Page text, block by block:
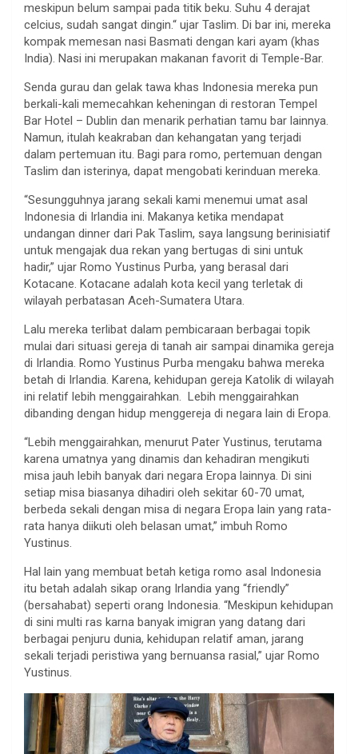
meskipun belum sampai pada titik beku. Suhu 4 derajat
celcius, sudah sangat dingin.“ ujar Taslim. Di bar ini, mereka
kompak memesan nasi Basmati dengan kari ayam (khas
India). Nasi ini merupakan makanan favorit di Temple-Bar.
Senda gurau dan gelak tawa khas Indonesia mereka pun
berkali-kali memecahkan keheningan di restoran Tempel
Bar Hotel – Dublin dan menarik perhatian tamu bar lainnya.
Namun, itulah keakraban dan kehangatan yang terjadi
dalam pertemuan itu. Bagi para romo, pertemuan dengan
Taslim dan isterinya, dapat mengobati kerinduan mereka.
“Sesungguhnya jarang sekali kami menemui umat asal
Indonesia di Irlandia ini. Makanya ketika mendapat
undangan dinner dari Pak Taslim, saya langsung berinisiatif
untuk mengajak dua rekan yang bertugas di sini untuk
hadir,” ujar Romo Yustinus Purba, yang berasal dari
Kotacane. Kotacane adalah kota kecil yang terletak di
wilayah perbatasan Aceh-Sumatera Utara.
Lalu mereka terlibat dalam pembicaraan berbagai topik
mulai dari situasi gereja di tanah air sampai dinamika gereja
di Irlandia. Romo Yustinus Purba mengaku bahwa mereka
betah di Irlandia. Karena, kehidupan gereja Katolik di wilayah
ini relatif lebih menggairahkan. Lebih menggairahkan
dibanding dengan hidup menggereja di negara lain di Eropa.
“Lebih menggairahkan, menurut Pater Yustinus, terutama
karena umatnya yang dinamis dan kehadiran mengikuti
misa jauh lebih banyak dari negara Eropa lainnya. Di sini
setiap misa biasanya dihadiri oleh sekitar 60-70 umat,
berbeda sekali dengan misa di negara Eropa lain yang rata-
rata hanya diikuti oleh belasan umat,” imbuh Romo
Yustinus.
Hal lain yang membuat betah ketiga romo asal Indonesia
itu betah adalah sikap orang Irlandia yang “friendly”
(bersahabat) seperti orang Indonesia. “Meskipun kehidupan
di sini multi ras karna banyak imigran yang datang dari
berbagai penjuru dunia, kehidupan relatif aman, jarang
sekali terjadi peristiwa yang bernuansa rasial,” ujar Romo
Yustinus.